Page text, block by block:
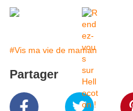
#Vis ma vie de maman
Partager